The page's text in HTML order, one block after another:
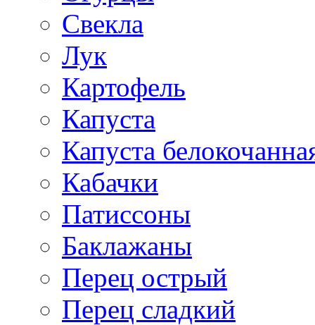
Свекла
Лук
Картофель
Капуста
Капуста
Кабачки
Патиссоны
Баклажаны
Перец острый
Перец сладкий